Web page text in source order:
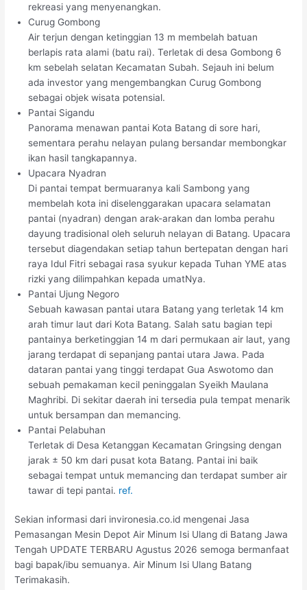
rekreasi yang menyenangkan.
Curug Gombong
Air terjun dengan ketinggian 13 m membelah batuan
berlapis rata alami (batu rai). Terletak di desa Gombong 6
km sebelah selatan Kecamatan Subah. Sejauh ini belum
ada investor yang mengembangkan Curug Gombong
sebagai objek wisata potensial.
Pantai Sigandu
Panorama menawan pantai Kota Batang di sore hari,
sementara perahu nelayan pulang bersandar membongkar
ikan hasil tangkapannya.
Upacara Nyadran
Di pantai tempat bermuaranya kali Sambong yang
membelah kota ini diselenggarakan upacara selamatan
pantai (nyadran) dengan arak-arakan dan lomba perahu
dayung tradisional oleh seluruh nelayan di Batang. Upacara
tersebut diagendakan setiap tahun bertepatan dengan hari
raya Idul Fitri sebagai rasa syukur kepada Tuhan YME atas
rizki yang dilimpahkan kepada umatNya.
Pantai Ujung Negoro
Sebuah kawasan pantai utara Batang yang terletak 14 km
arah timur laut dari Kota Batang. Salah satu bagian tepi
pantainya berketinggian 14 m dari permukaan air laut, yang
jarang terdapat di sepanjang pantai utara Jawa. Pada
dataran pantai yang tinggi terdapat Gua Aswotomo dan
sebuah pemakaman kecil peninggalan Syeikh Maulana
Maghribi. Di sekitar daerah ini tersedia pula tempat menarik
untuk bersampan dan memancing.
Pantai Pelabuhan
Terletak di Desa Ketanggan Kecamatan Gringsing dengan
jarak ± 50 km dari pusat kota Batang. Pantai ini baik
sebagai tempat untuk memancing dan terdapat sumber air
tawar di tepi pantai. ref.
Sekian informasi dari invironesia.co.id mengenai Jasa
Pemasangan Mesin Depot Air Minum Isi Ulang di Batang Jawa
Tengah UPDATE TERBARU Agustus 2026 semoga bermanfaat
bagi bapak/ibu semuanya. Air Minum Isi Ulang Batang
Terimakasih.